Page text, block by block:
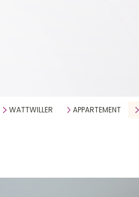
WATTWILLER APPARTEMENT